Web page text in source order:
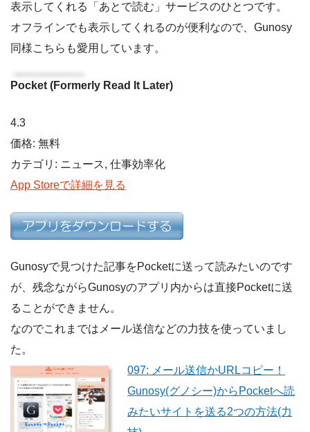
表示してくれる「あとで読む」サービスのひとつです。
オフラインでも表示してくれるのが便利なので、Gunosy
同様こちらも愛用しています。
Pocket (Formerly Read It Later)
4.3
価格: 無料
カテゴリ: ニュース, 仕事効率化
App Storeで詳細を見る
Gunosyで見つけた記事をPocketに送って読みたいのです
が、残念ながらGunosyのアプリ内からは直接Pocketに送
ることができません。
なのでこれまではメール送信などの力技を使っていまし
た。
097: メール送信かURLコピー！
Gunosy(グノシー)からPocketへ読
みたいサイトを送る2つの方法(力